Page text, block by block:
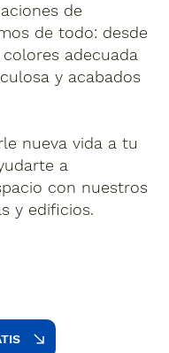
de
de todo: desde
adecuada
y acabados
nueva vida a tu
a
con nuestros
y edificios.